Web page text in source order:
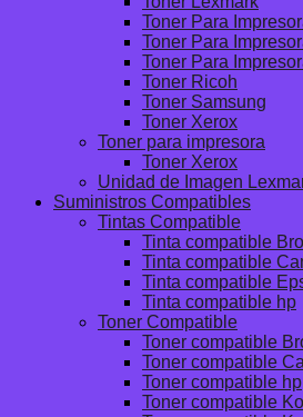
Toner Para
Toner Para
Toner Para
Toner Ricoh
Toner Samsung
Toner Xerox
Toner para impresora
Toner Xerox
Unidad de Imagen
Suministros Compatibles
Tintas Compatible
Tinta compatible
Tinta compatible
Tinta compatible
Tinta compatible hp
Toner Compatible
Toner compatible
Toner compatible
Toner compatible hp
Toner compatible